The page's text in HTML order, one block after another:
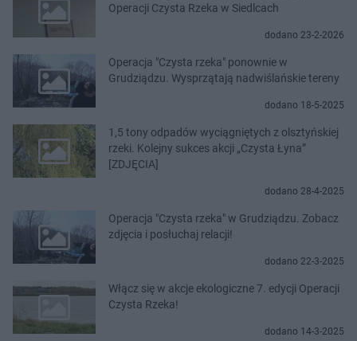
Operacji Czysta Rzeka w Siedlcach
dodano 23-2-2026
Operacja "Czysta rzeka" ponownie w
Grudziądzu. Wysprzątają nadwiślańskie tereny
dodano 18-5-2025
1,5 tony odpadów wyciągniętych z olsztyńskiej
rzeki. Kolejny sukces akcji „Czysta Łyna”
[ZDJĘCIA]
dodano 28-4-2025
Operacja "Czysta rzeka" w Grudziądzu. Zobacz
zdjęcia i posłuchaj relacji!
dodano 22-3-2025
Włącz się w akcje ekologiczne 7. edycji Operacji
Czysta Rzeka!
dodano 14-3-2025